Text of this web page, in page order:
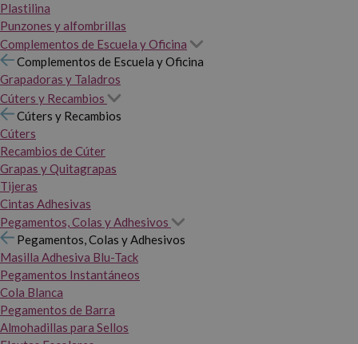
Plastilina
Punzones y alfombrillas
Complementos de Escuela y Oficina
Complementos de Escuela y Oficina
Grapadoras y Taladros
Cúters y Recambios
Cúters y Recambios
Cúters
Recambios de Cúter
Grapas y Quitagrapas
Tijeras
Cintas Adhesivas
Pegamentos, Colas y Adhesivos
Pegamentos, Colas y Adhesivos
Masilla Adhesiva Blu-Tack
Pegamentos Instantáneos
Cola Blanca
Pegamentos de Barra
Almohadillas para Sellos